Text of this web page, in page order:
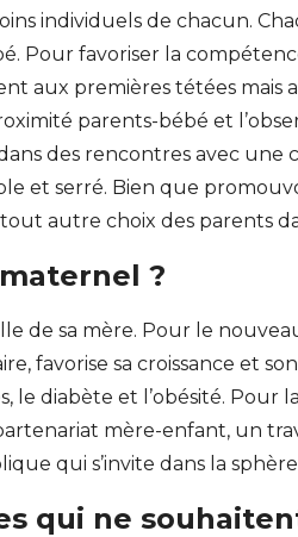
individuels de chacun.
Pour favoriser la
aux premières tétées mais
parents-bébé et
des rencontres avec une
et serré. Bien que
autre choix des parents
?
de sa mère. Pour le
favorise sa croissance et
diabète et l’obésité. Pour
mère-enfant, un
qui s’invite dans la
qui ne